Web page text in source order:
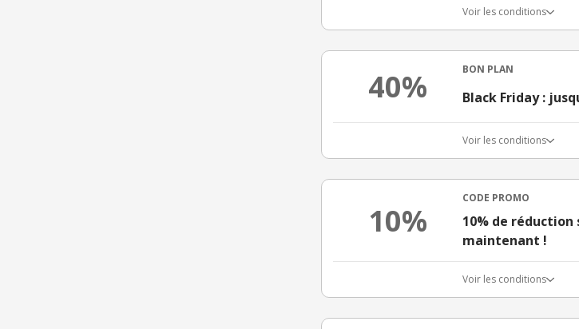
Voir les conditions
40% BON PLAN
Black Friday :
Voir les conditions
10%
CODE PROMO
10% de
maintenant !
Voir les conditions